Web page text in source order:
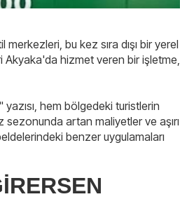
bu kez sıra dışı bir yerel
Akyaka'da hizmet veren bir işletme,
hem bölgedeki turistlerin
sezonunda artan maliyetler ve aşırı
benzer uygulamaları